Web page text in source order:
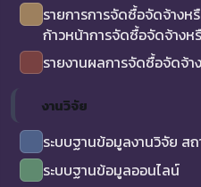
รายการการจัดซื้อจัดจ้าง
ก้าวหน้าการจัดซื้อจัดจ้าง
รายงานผลการจัดซื้อจัดจ้
งานวิจัย
ระบบฐานข้อมูลงานวิจัย ส
ระบบฐานข้อมูลออนไลน์